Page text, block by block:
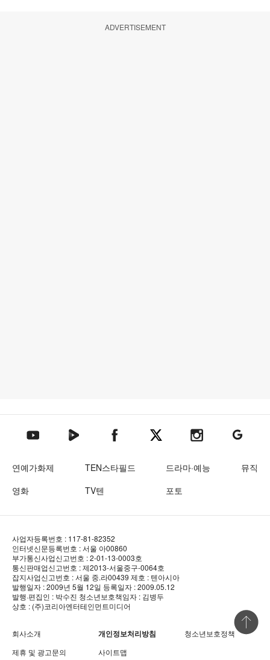
ADVERTISEMENT
텐아시아 유튜브텐아시아 네이버TV텐아시아 페이스북텐아시아 엑스텐아시아 인스타그램
텐아시아
연예가화제 TEN스타필드 드라마·예능
뮤직
영화
TV텐 포토
사업자등록번호 : 117-81-82352
인터넷신문등록번호 : 서울 아00860
부가통신사업신고번호 : 2-01-13-0003호
통신판매업신고번호 : 제2013-서울중구-0064호
잡지사업신고번호 : 서울 중.라00439 제호 : 텐아시아
발행일자 : 2009년 5월 12일 등록일자 : 2009.05.12
발행·편집인 : 박수진 청소년보호책임자 : 김병두
상호 : (주)코리아엔터테인먼트미디어
회사소개 개인정보처리방침
청소년보호정책
제휴 및 광고문의
사이트맵
상단 바로